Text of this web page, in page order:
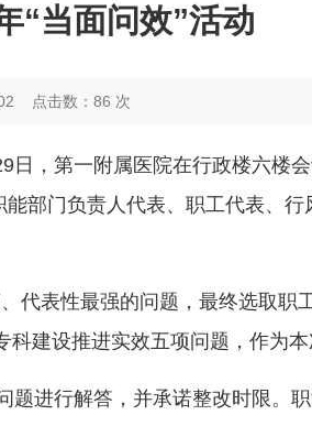
“当面问效”活动
点击数：86 次
，第一附属医院在行政楼六楼
部门负责人代表、职工代表、
代表性最强的问题，最终选取职
建设推进实效五项问题，作为本
题进行解答，并承诺整改时限。